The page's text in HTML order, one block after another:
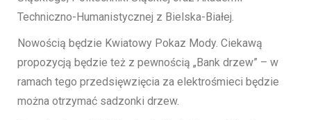
Techniczno-Humanistycznej z Bielska-Białej.
Nowością będzie Kwiatowy Pokaz Mody. Ciekawą
propozycją będzie też z pewnością „Bank drzew” – w
ramach tego przedsięwzięcia za elektrośmieci będzie
można otrzymać sadzonki drzew.